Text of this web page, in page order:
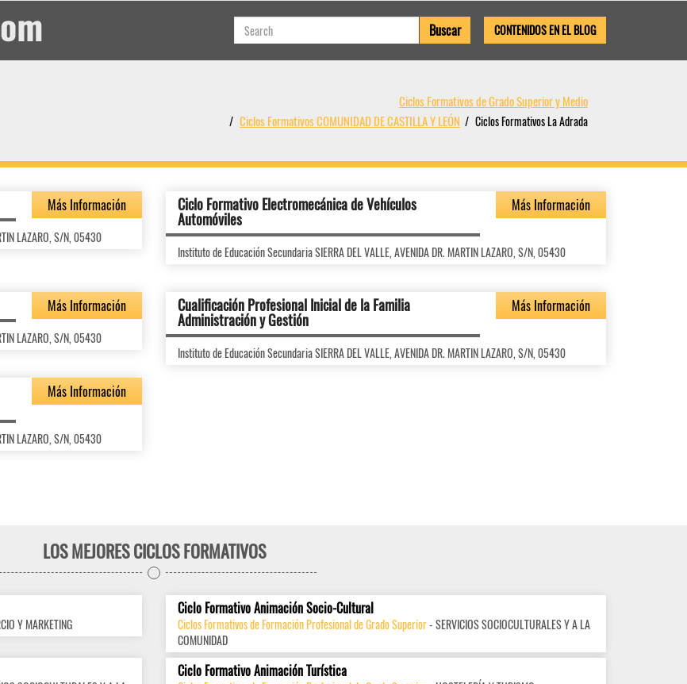
CONTENIDOS EN EL BLOG
Ciclos Formativos de Grado Superior y Medio
Ciclos Formativos COMUNIDAD DE CASTILLA Y LEÓN
Ciclos Formativos La Adrada
Más Información
LAZARO, S/N, 05430
Ciclo Formativo Electromecánica de Vehículos
Automóviles
Más Información
Instituto de Educación Secundaria SIERRA DEL VALLE, AVENIDA DR. MARTIN LAZARO, S/N, 05430
Más Información
LAZARO, S/N, 05430
Cualificación Profesional Inicial de la Familia
Administración y Gestión
Más Información
Instituto de Educación Secundaria SIERRA DEL VALLE, AVENIDA DR. MARTIN LAZARO, S/N, 05430
Más Información
LAZARO, S/N, 05430
LOS MEJORES CICLOS FORMATIVOS
Y MARKETING
Ciclo Formativo Animación Socio-Cultural
Ciclos Formativos de Formación Profesional de Grado Superior- SERVICIOS SOCIOCULTURALES Y A LA
COMUNIDAD
Ciclo Formativo Animación Turística